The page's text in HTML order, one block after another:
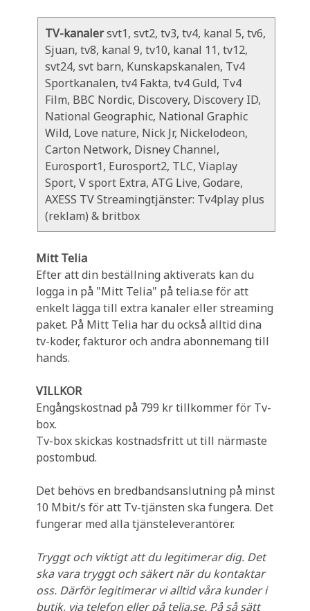
TV-kanalersvt1, svt2, tv3, tv4, kanal 5, tv6,
Sjuan, tv8, kanal 9, tv10, kanal 11, tv12,
svt24, svt barn, Kunskapskanalen, Tv4
Sportkanalen, tv4 Fakta, tv4 Guld, Tv4
Film, BBC Nordic, Discovery, Discovery ID,
National Geographic, National Graphic
Wild, Love nature, Nick Jr, Nickelodeon,
Carton Network, Disney Channel,
Eurosport1, Eurosport2, TLC, Viaplay
Sport, V sport Extra, ATG Live, Godare,
AXESS TV Streamingtjänster: Tv4play plus
(reklam) & britbox
Mitt Telia
Efter att din beställning aktiverats kan du
logga in på "Mitt Telia" på telia.se för att
enkelt lägga till extra kanaler eller streaming
paket. På Mitt Telia har du också alltid dina
tv-koder, fakturor och andra abonnemang till
hands.
VILLKOR
Engångskostnad på 799 kr tillkommer för Tv-
box.
Tv-box skickas kostnadsfritt ut till närmaste
postombud.
Det behövs en bredbandsanslutning på minst
10 Mbit/s för att Tv-tjänsten ska fungera. Det
fungerar med alla tjänsteleverantörer.
Tryggt och viktigt att du legitimerar dig. Det
ska vara tryggt och säkert när du kontaktar
oss. Därför legitimerar vi alltid våra kunder i
butik, via telefon eller på telia.se. På så sätt